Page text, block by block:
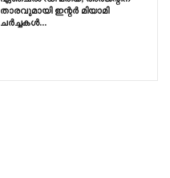
താരവുമായി ഇന്റർ മിയാമി
ചർച്ചകൾ…